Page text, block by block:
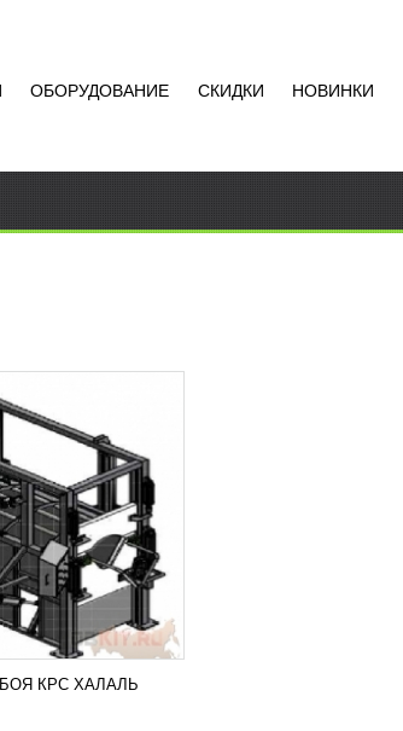
ОБОРУДОВАНИЕ СКИДКИ НОВИНКИ
КРС Халаль
обездвижения
убоя или
КРС ХАЛАЛЬ